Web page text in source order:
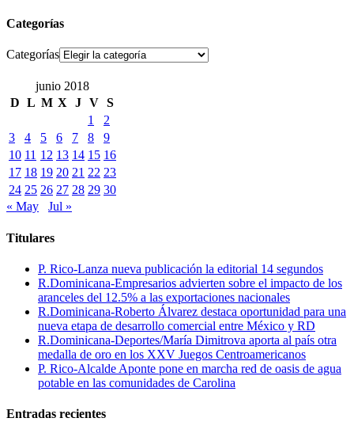
Categorías
Categorías
junio 2018
D L M X J V S
1
2
3
4 5 6 7 8
9
10 11 12 13 14 15 16
17 18 19 20 21 22 23
24 25 26 27 28 29 30
« May
Jul »
Titulares
P. Rico-Lanza nueva publicación la editorial 14 segundos
R.Dominicana-Empresarios advierten sobre el impacto de los
aranceles del 12.5% a las exportaciones nacionales
R.Dominicana-Roberto Álvarez destaca oportunidad para una
nueva etapa de desarrollo comercial entre México y RD
R.Dominicana-Deportes/María Dimitrova aporta al país otra
medalla de oro en los XXV Juegos Centroamericanos
P. Rico-Alcalde Aponte pone en marcha red de oasis de agua
potable en las comunidades de Carolina
Entradas recientes